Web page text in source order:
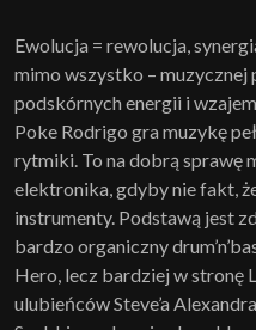
Ewolucja = rewolucja,
mimo wszystko – muzycznej
podskórnych energii i
Poke Rodrigo gra muzykę
rytmiki. To na dobrą sprawę
elektronika, gdyby nie fakt,
instrumenty. Podstawą jest
bardzo organiczny
Hero, lecz bardziej w stronę
ulubieńców Steve’a Alexandra.